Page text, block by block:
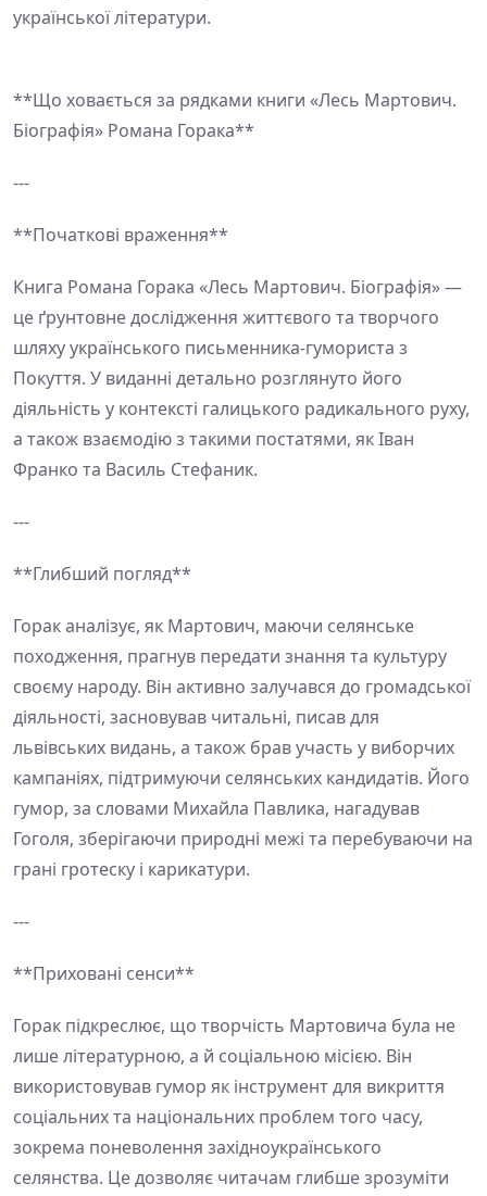
української літератури.
**Що ховається за рядками книги «Лесь Мартович.
Біографія» Романа Горака**
---
**Початкові враження**
Книга Романа Горака «Лесь Мартович. Біографія» —
це ґрунтовне дослідження життєвого та творчого
шляху українського письменника-гумориста з
Покуття. У виданні детально розглянуто його
діяльність у контексті галицького радикального руху,
а також взаємодію з такими постатями, як Іван
Франко та Василь Стефаник.
---
**Глибший погляд**
Горак аналізує, як Мартович, маючи селянське
походження, прагнув передати знання та культуру
своєму народу. Він активно залучався до громадської
діяльності, засновував читальні, писав для
львівських видань, а також брав участь у виборчих
кампаніях, підтримуючи селянських кандидатів. Його
гумор, за словами Михайла Павлика, нагадував
Гоголя, зберігаючи природні межі та перебуваючи на
грані гротеску і карикатури.
---
**Приховані сенси**
Горак підкреслює, що творчість Мартовича була не
лише літературною, а й соціальною місією. Він
використовував гумор як інструмент для викриття
соціальних та національних проблем того часу,
зокрема поневолення західноукраїнського
селянства. Це дозволяє читачам глибше зрозуміти